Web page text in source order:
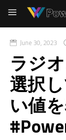
June 30, 2023
ラジ
選択
い値